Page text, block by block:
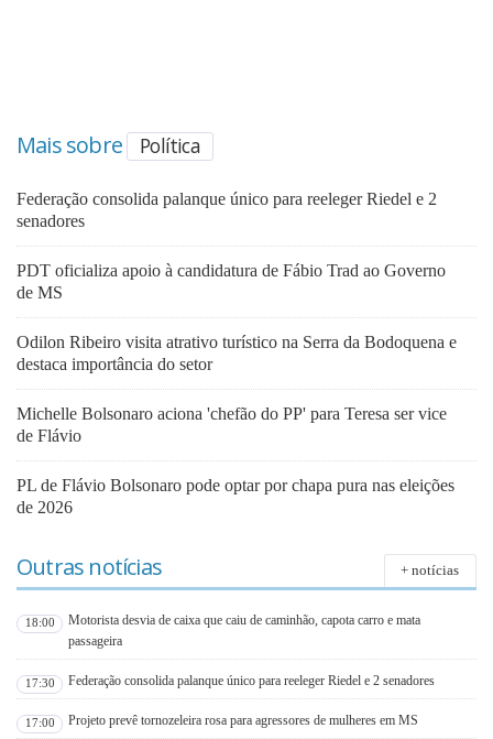
Mais sobre Política
Federação consolida palanque único para reeleger Riedel e 2
senadores
PDT oficializa apoio à candidatura de Fábio Trad ao Governo
de MS
Odilon Ribeiro visita atrativo turístico na Serra da Bodoquena e
destaca importância do setor
Michelle Bolsonaro aciona 'chefão do PP' para Teresa ser vice
de Flávio
PL de Flávio Bolsonaro pode optar por chapa pura nas eleições
de 2026
Outras notícias + notícias
18:00
Motorista desvia de caixa que caiu de caminhão, capota carro e mata
passageira
17:30 Federação consolida palanque único para reeleger Riedel e 2 senadores
17:00 Projeto prevê tornozeleira rosa para agressores de mulheres em MS